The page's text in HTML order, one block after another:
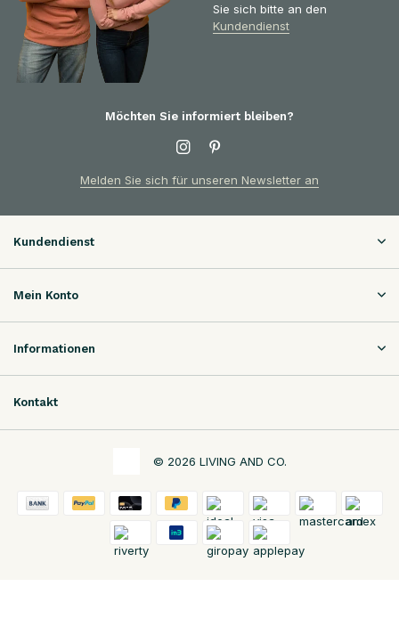
Sie sich bitte an den
Kundendienst
Möchten Sie informiert bleiben?
Melden Sie sich für unseren Newsletter an
Kundendienst
Mein Konto
Informationen
Kontakt
© 2026 LIVING AND CO.